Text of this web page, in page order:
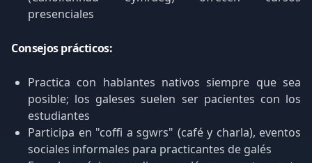
presenciales
Consejos prácticos:
Practica con hablantes nativos siempre que sea
posible; los galeses suelen ser pacientes con los
estudiantes
Participa en "coffi a sgwrs" (café y charla), eventos
sociales informales para practicantes de galés